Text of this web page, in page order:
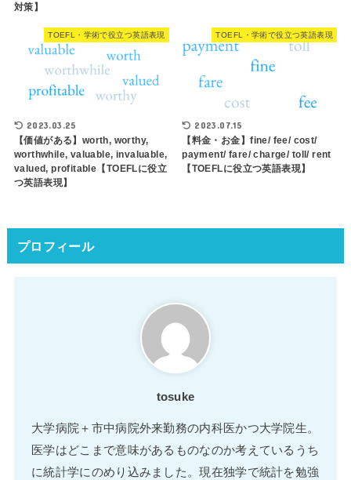
対策】
TOEFL・学術で役立つ英語表現
2023.03.25
【価値がある】worth, worthy,
worthwhile, valuable, invaluable,
valued, profitable【TOEFLに役立
つ英語表現】
TOEFL・学術で役立つ英語表現
2023.07.15
【料金・お金】fine/ fee/ cost/
payment/ fare/ charge/ toll/ rent
【TOEFLに役立つ英語表現】
プロフィール
tosuke
大学病院＋市中病院外来勤務の内科医かつ大学院生。
医学はどこまで意味があるものなのか考えているうち
に統計学にのめり込みました。現在独学で統計を勉強